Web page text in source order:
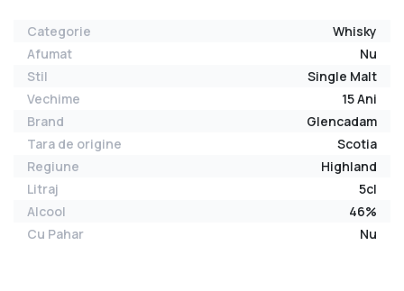
Categorie
Whisky
Afumat
Nu
Stil
Single Malt
Vechime
15 Ani
Brand
Glencadam
Tara de origine
Scotia
Regiune
Highland
Litraj
5cl
Alcool
46%
Cu Pahar
Nu